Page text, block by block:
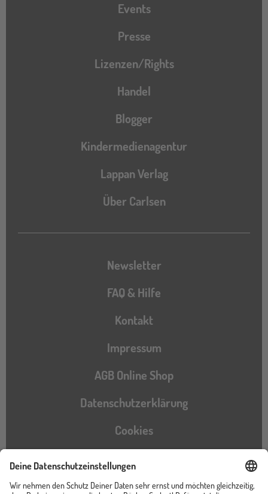
Events
Presse
Lizenzen/Rights
Handel
Blogger
Kindermedienagentur
Lappan Verlag
Über Carlsen
Newsletter
FAQ & Hilfe
Kontakt
Impressum
AGB Online Shop
Datenschutzerklärung
Cookies
Barrierefreiheitserklärung